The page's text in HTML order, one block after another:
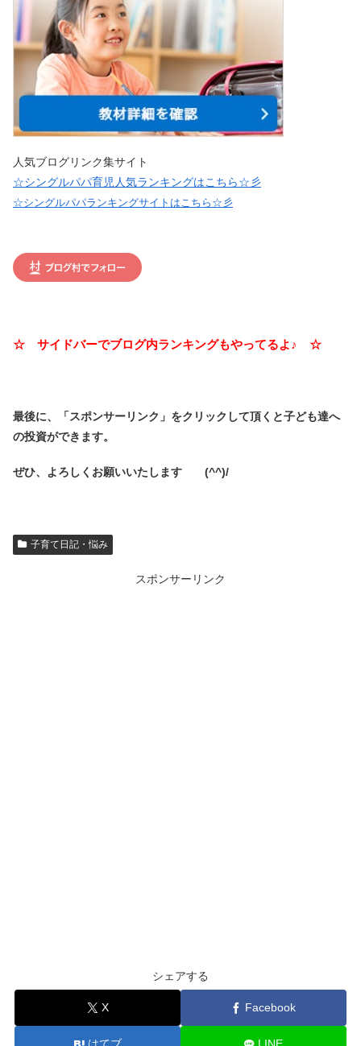
人気ブログリンク集サイト
☆シングルパパ育児人気ランキングはこちら☆彡
☆シングルパパランキングサイトはこちら☆彡
☆ サイドバーでブログ内ランキングもやってるよ♪ ☆
最後に、「スポンサーリンク」をクリックして頂くと子ども達へ
の投資ができます。
ぜひ、よろしくお願いいたします (^^)/
子育て日記・悩み
スポンサーリンク
シェアする
X Facebook